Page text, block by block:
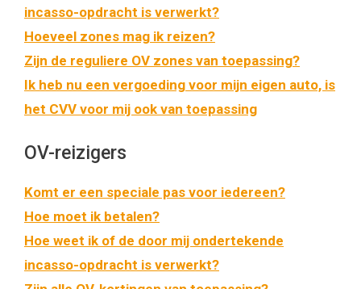
incasso-opdracht is verwerkt?
Hoeveel zones mag ik reizen?
Zijn de reguliere OV zones van toepassing?
Ik heb nu een vergoeding voor mijn eigen auto, is
het CVV voor mij ook van toepassing
OV-reizigers
Komt er een speciale pas voor iedereen?
Hoe moet ik betalen?
Hoe weet ik of de door mij ondertekende
incasso-opdracht is verwerkt?